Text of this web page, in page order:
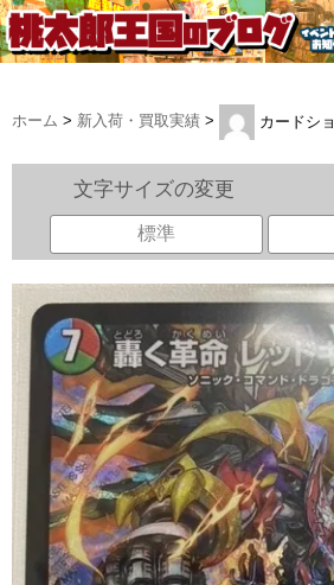
ホーム > 新入荷・買取実績 > カードシ
文字サイズの変更
標準